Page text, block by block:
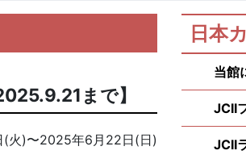
まで】
(火)〜2025年6月22日(日)
日本
当館
JCII
JCII